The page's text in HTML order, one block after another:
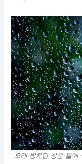
오래 방치된 창문 틀에